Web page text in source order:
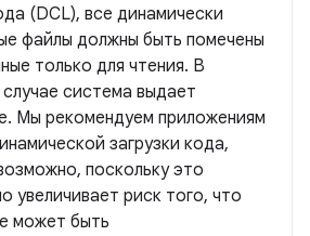
(DCL), все динамически
файлы должны быть помечены
только для чтения. В
система выдает
Мы рекомендуем приложениям
загрузки кода,
поскольку это
увеличивает риск того, что
может быть